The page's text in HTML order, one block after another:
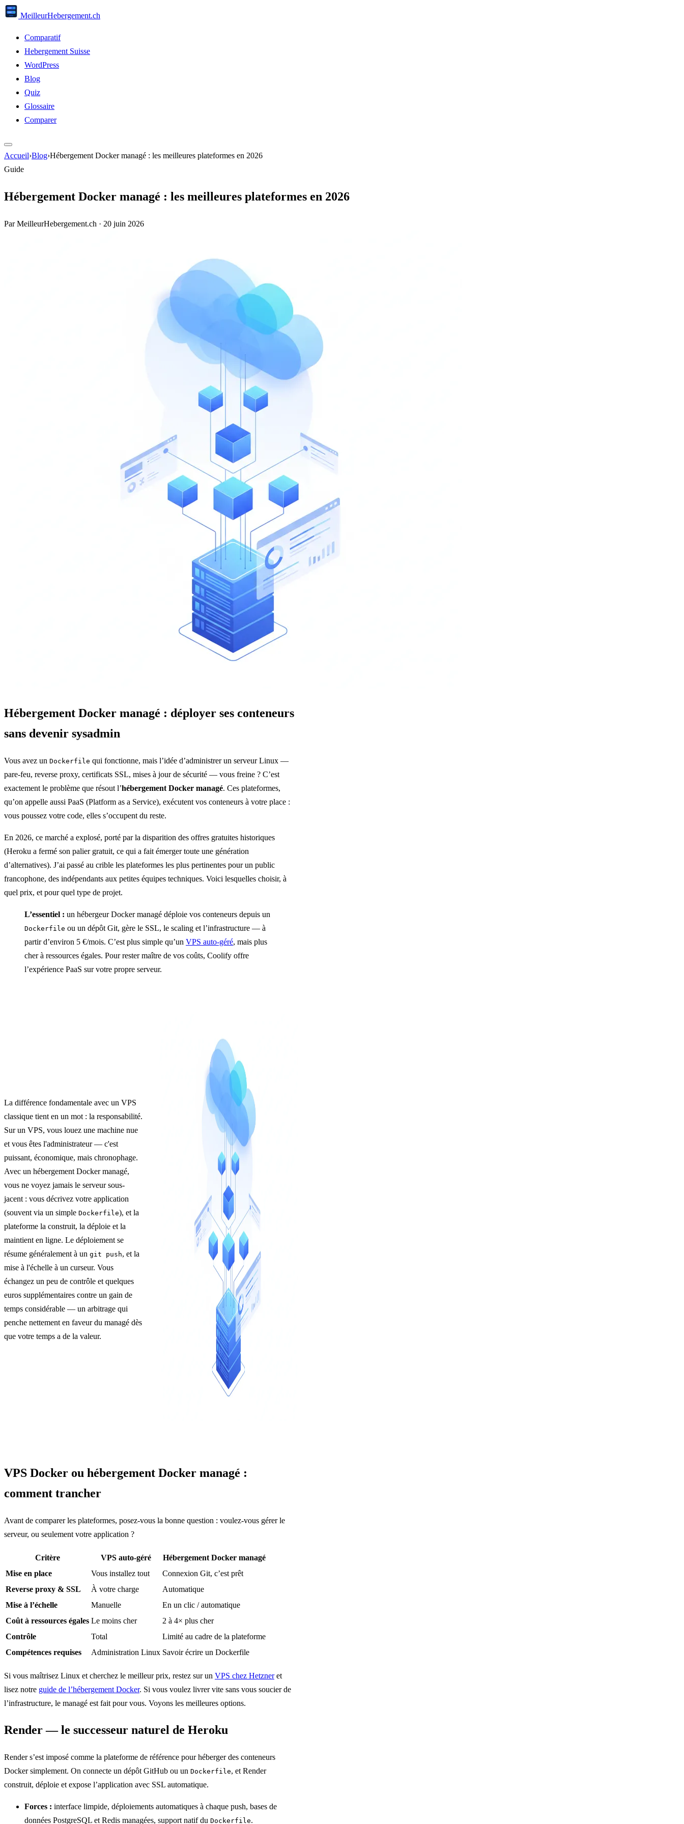
MeilleurHebergement.ch
Comparatif
Hebergement Suisse
WordPress
Blog
Quiz
Glossaire
Comparer
Accueil›Blog›Hébergement Docker managé : les meilleures plateformes en 2026
Guide
Hébergement Docker managé : les meilleures plateformes en 2026
Par MeilleurHebergement.ch · 20 juin 2026
Hébergement Docker managé : déployer ses conteneurs
sans devenir sysadmin
Vous avez un Dockerfile qui fonctionne, mais l’idée d’administrer un serveur Linux —
pare-feu, reverse proxy, certificats SSL, mises à jour de sécurité — vous freine ? C’est
exactement le problème que résout l’hébergement Docker managé. Ces plateformes,
qu’on appelle aussi PaaS (Platform as a Service), exécutent vos conteneurs à votre place :
vous poussez votre code, elles s’occupent du reste.
En 2026, ce marché a explosé, porté par la disparition des offres gratuites historiques
(Heroku a fermé son palier gratuit, ce qui a fait émerger toute une génération
d’alternatives). J’ai passé au crible les plateformes les plus pertinentes pour un public
francophone, des indépendants aux petites équipes techniques. Voici lesquelles choisir, à
quel prix, et pour quel type de projet.
L’essentiel : un hébergeur Docker managé déploie vos conteneurs depuis un
Dockerfile ou un dépôt Git, gère le SSL, le scaling et l’infrastructure — à
partir d’environ 5 €/mois. C’est plus simple qu’un VPS auto-géré, mais plus
cher à ressources égales. Pour rester maître de vos coûts, Coolify offre
l’expérience PaaS sur votre propre serveur.
La différence fondamentale avec un VPS
classique tient en un mot : la responsabilité.
Sur un VPS, vous louez une machine nue
et vous êtes l'administrateur — c'est
puissant, économique, mais chronophage.
Avec un hébergement Docker managé,
vous ne voyez jamais le serveur sous-
jacent : vous décrivez votre application
(souvent via un simple Dockerfile), et la
plateforme la construit, la déploie et la
maintient en ligne. Le déploiement se
résume généralement à un git push, et la
mise à l'échelle à un curseur. Vous
échangez un peu de contrôle et quelques
euros supplémentaires contre un gain de
temps considérable — un arbitrage qui
penche nettement en faveur du managé dès
que votre temps a de la valeur.
VPS Docker ou hébergement Docker managé :
comment trancher
Avant de comparer les plateformes, posez-vous la bonne question : voulez-vous gérer le
serveur, ou seulement votre application ?
Critère VPS auto-géré
Hébergement Docker managé
Mise en place
Vous installez tout
Connexion Git, c’est prêt
Reverse proxy & SSL
À votre charge
Automatique
Mise à l’échelle
Manuelle
En un clic / automatique
Coût à ressources égales Le moins cher
2 à 4× plus cher
Contrôle
Total
Limité au cadre de la plateforme
Compétences requises
Administration Linux Savoir écrire un Dockerfile
Si vous maîtrisez Linux et cherchez le meilleur prix, restez sur un VPS chez Hetzneret
lisez notre guide de l’hébergement Docker. Si vous voulez livrer vite sans vous soucier de
l’infrastructure, le managé est fait pour vous. Voyons les meilleures options.
Render — le successeur naturel de Heroku
Render s’est imposé comme la plateforme de référence pour héberger des conteneurs
Docker simplement. On connecte un dépôt GitHub ou un Dockerfile, et Render
construit, déploie et expose l’application avec SSL automatique.
Forces : interface limpide, déploiements automatiques à chaque push, bases de
données PostgreSQL et Redis managées, support natif du Dockerfile.